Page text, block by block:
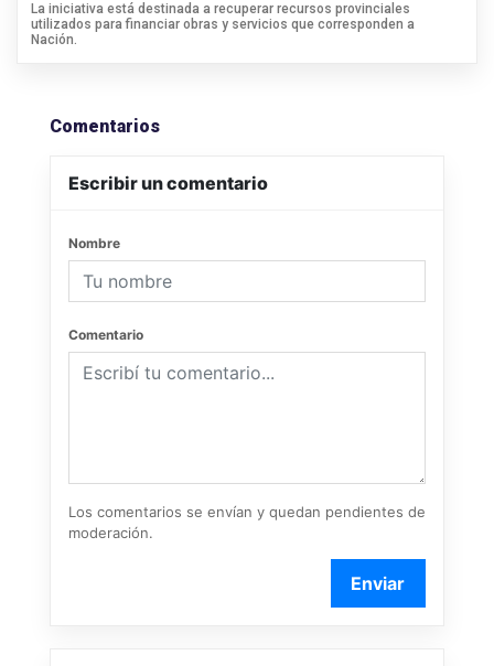
La iniciativa está destinada a recuperar recursos provinciales
utilizados para financiar obras y servicios que corresponden a
Nación.
Comentarios
Escribir un comentario
Nombre
Comentario
Los comentarios se envían y quedan pendientes de
moderación.
Enviar